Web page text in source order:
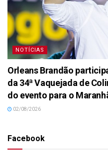
NOTÍCIAS
Orleans Brandão
da 34ª Vaquejada de
do evento para o
02/08/2026
Facebook